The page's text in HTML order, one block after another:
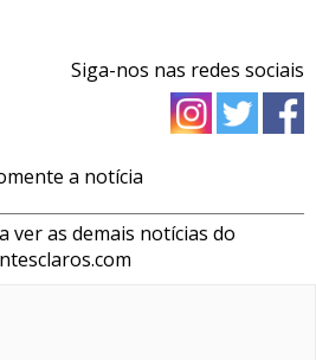
Siga-nos nas redes sociais
a notícia
ver as demais notícias do